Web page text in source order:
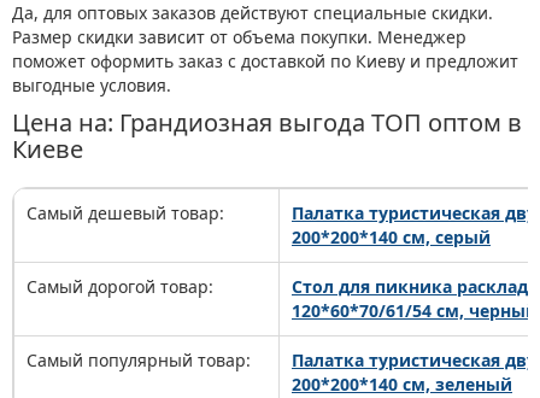
Да, для оптовых заказов действуют специальные скидки.
Размер скидки зависит от объема покупки. Менеджер
поможет оформить заказ с доставкой по Киеву и предложит
выгодные условия.
Цена на: Грандиозная выгода ТОП оптом в
Киеве
Самый дешевый товар:
Палатка туристическая
200*200*140 см, серый
Самый дорогой товар:
Стол для пикника
120*60*70/61/54 см, черный
Самый популярный товар:
Палатка туристическая
200*200*140 см, зеленый